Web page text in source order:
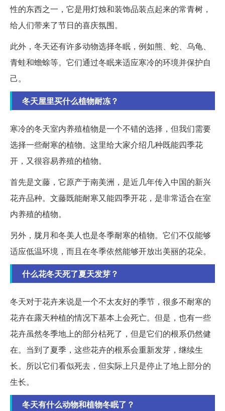
性的东西之一，它是用灯烛和装饰品装点起来的常青树，
给人们带来了节日的喜庆氛围。
此外，冬天还有许多动物选择冬眠，例如熊、蛇、乌龟、
青蛙和蟾蜍等。它们通过冬眠来适应寒冷的环境并保护自
己。
冬天屋里买什么植物耐冻？
寒冷的冬天室内养殖植物是一个不错的选择，但我们需要
选择一些耐寒的植物。这里给大家介绍几种既能四季花
开，又很容易养殖的植物。
首先是文藤，它原产于南美洲，是近几年传入中国的新兴
花卉品种。文藤既能耐寒又能四季开花，是非常适合在室
内养殖的植物。
另外，胧月和冬美人也是冬季耐寒的植物。它们不仅能够
适应低温环境，而且在冬季依然能够开放出美丽的花朵。
什么花冬天死了夏天发芽？
冬天对于花卉来说是一个不太友好的季节，很多不耐寒的
花卉在露天种植的情况下基本上会死亡。但是，也有一些
花卉虽然冬季地上的部分枯死了，但是它们的根系仍然健
在。当到了夏季，这些花卉的根系会重新发芽，继续生
长。所以它们看似死去，但实际上只是停止了地上部分的
生长。
冬天有什么动物和植物冬眠了？